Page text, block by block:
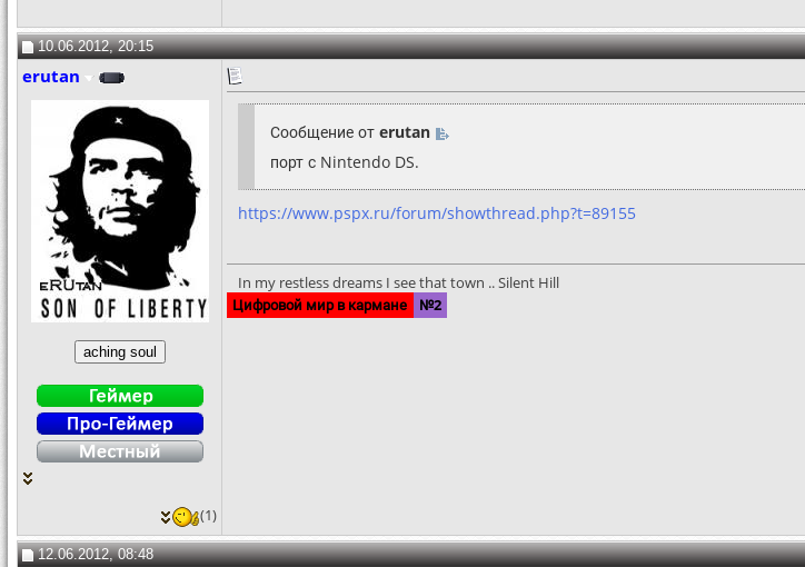
10.06.2012, 20:15
erutan
Сообщение от erutan
порт с Nintendo DS.
https://www.pspx.ru/forum/showthread.php?t=89155
In my restless dreams I see that town .. Silent Hill
Цифровой мир в кармане
№2
(1)
12.06.2012, 08:48